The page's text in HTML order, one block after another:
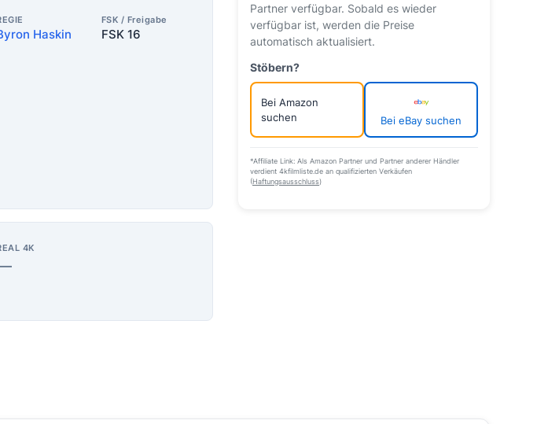
Haskin
FSK / Freigabe
FSK 16
4K
Partner verfügbar. Sobald es wieder
verfügbar ist, werden die Preise
automatisch aktualisiert.
Stöbern?
Bei Amazon
suchen
Bei eBay suchen
*Affiliate Link: Als Amazon Partner und Partner anderer Händler
verdient 4kfilmliste.de an qualifizierten Verkäufen
(Haftungsausschluss)